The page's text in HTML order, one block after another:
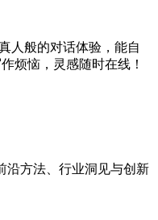
人般的对话体验，能自
烦恼，灵感随时在线！
沿方法、行业洞见与创新